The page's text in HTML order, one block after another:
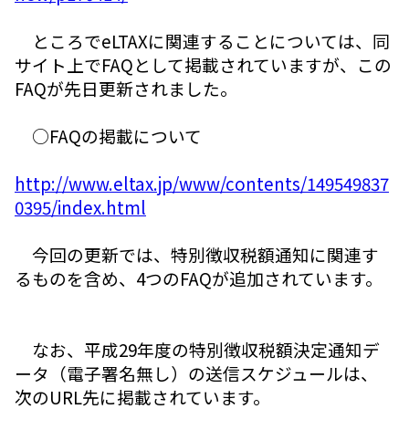
ところでeLTAXに関連することについては、同
サイト上でFAQとして掲載されていますが、この
FAQが先日更新されました。
○FAQの掲載について
http://www.eltax.jp/www/contents/149549837
0395/index.html
今回の更新では、特別徴収税額通知に関連す
るものを含め、4つのFAQが追加されています。
なお、平成29年度の特別徴収税額決定通知デ
ータ（電子署名無し）の送信スケジュールは、
次のURL先に掲載されています。